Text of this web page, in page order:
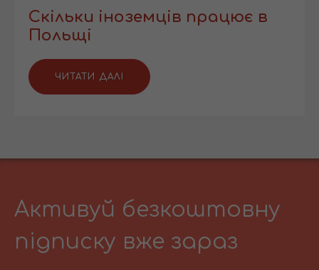
Скільки іноземців працює в
Польщі
ЧИТАТИ ДАЛІ
Активуй безкоштовну
підписку вже зараз